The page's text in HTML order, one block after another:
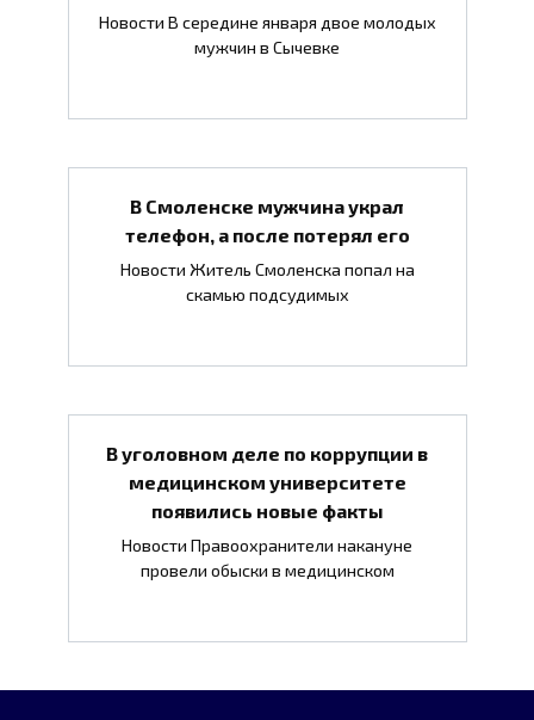
Новости В середине января двое молодых
мужчин в Сычевке
В Смоленске мужчина украл
телефон, а после потерял его
Новости Житель Смоленска попал на
скамью подсудимых
В уголовном деле по коррупции в
медицинском университете
появились новые факты
Новости Правоохранители накануне
провели обыски в медицинском